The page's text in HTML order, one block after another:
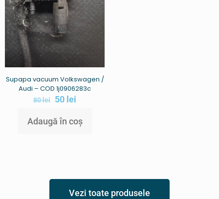
Supapa vacuum Volkswagen /
Audi – COD 1j0906283c
80lei 50 lei
Adaugă în coș
Vezi toate produsele